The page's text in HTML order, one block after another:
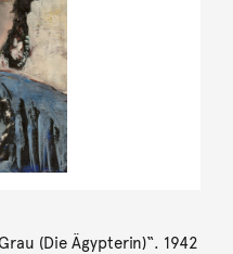
(Die Ägypterin)“. 1942